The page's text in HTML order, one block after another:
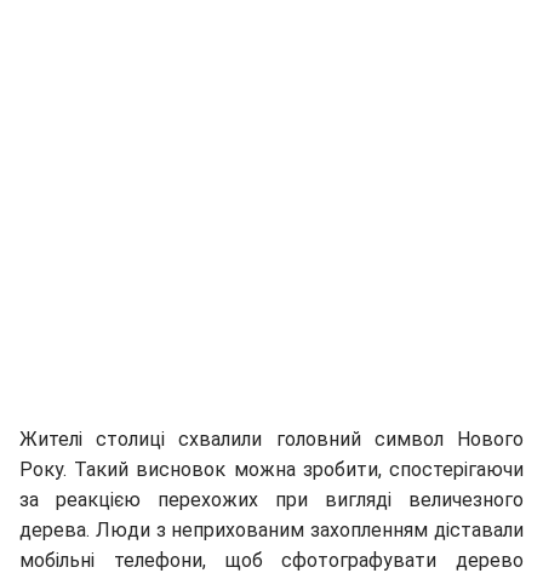
Жителі столиці схвалили головний символ Нового
Року. Такий висновок можна зробити, спостерігаючи
за реакцією перехожих при вигляді величезного
дерева. Люди з неприхованим захопленням діставали
мобільні телефони, щоб сфотографувати дерево